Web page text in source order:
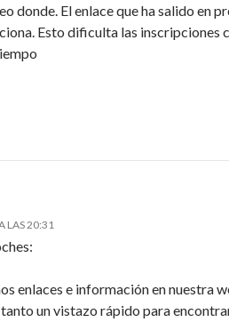
donde. El enlace que ha salido en
Esto dificulta las inscripciones
LAS 20:31
enlaces e información en nuestra
un vistazo rápido para